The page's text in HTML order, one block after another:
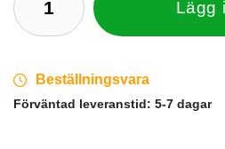
Lägg
Beställningsvara
Förväntad leveranstid: 5-7 dagar